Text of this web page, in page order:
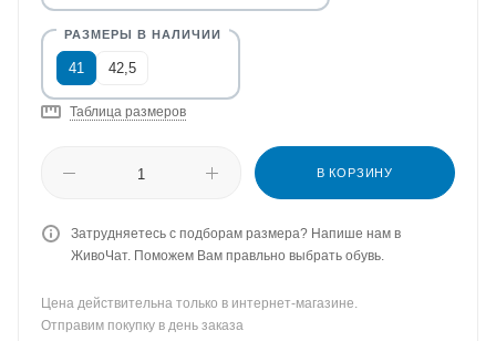
41 42,5
Таблица размеров
В КОРЗИНУ
Затрудняетесь с подборам размера? Напише нам в
ЖивоЧат. Поможем Вам правльно выбрать обувь.
Цена действительна только в интернет-магазине.
Отправим покупку в день заказа